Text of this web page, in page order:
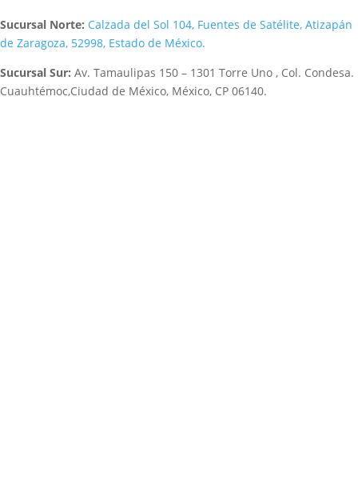
Sucursal Norte: Calzada del Sol 104, Fuentes de Satélite, Atizapán
de Zaragoza, 52998, Estado de México.
Sucursal Sur: Av. Tamaulipas 150 – 1301 Torre Uno , Col. Condesa.
Cuauhtémoc,Ciudad de México, México, CP 06140.